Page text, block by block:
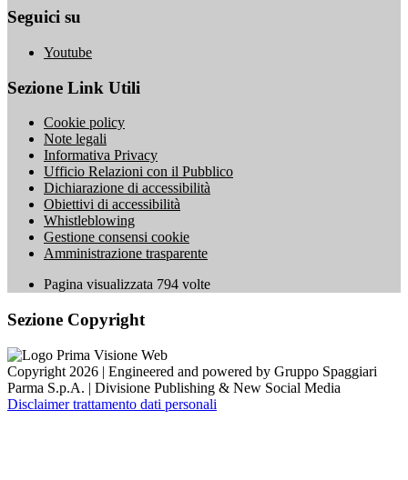
Seguici su
Youtube
Sezione Link Utili
Cookie policy
Note legali
Informativa Privacy
Ufficio Relazioni con il Pubblico
Dichiarazione di accessibilità
Obiettivi di accessibilità
Whistleblowing
Gestione consensi cookie
Amministrazione trasparente
Pagina visualizzata 794 volte
Sezione Copyright
Copyright 2026 | Engineered and powered by Gruppo Spaggiari
Parma S.p.A. | Divisione Publishing & New Social Media
Disclaimer trattamento dati personali